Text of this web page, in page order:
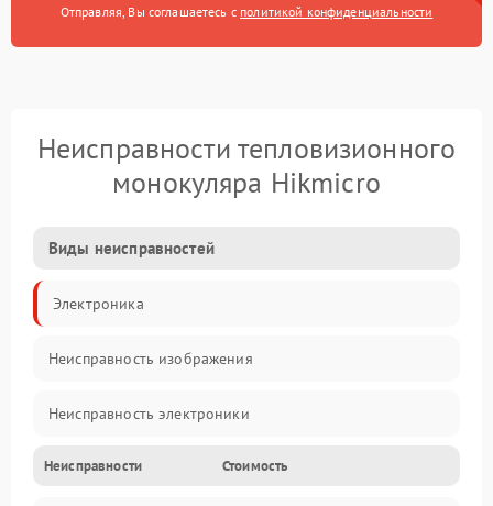
Отправляя, Вы соглашаетесь с политикой конфиденциальности
Неисправности тепловизионного
монокуляра Hikmicro
Виды неисправностей
Электроника
Неисправность изображения
Неисправность электроники
Электропитание
Неисправности Стоимость